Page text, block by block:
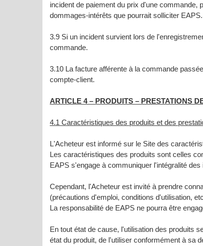
incident de paiement du prix d'une commande,
dommages-intérêts que pourrait solliciter
3.9 Si un incident survient lors de
commande.
3.10 La facture afférente à la commande
compte-client.
ARTICLE 4 – PRODUITS – PRESTATIONS
4.1 Caractéristiques des produits et des
L'Acheteur est informé sur le Site des
Les caractéristiques des produits sont celles
EAPS s'engage à communiquer l'intégralité
Cependant, l'Acheteur est invité à prendre
(précautions d'emploi, conditions d'utilisation,
La responsabilité de EAPS ne pourra être
En tout état de cause, l'utilisation des produits
état du produit, de l'utiliser conformément à sa